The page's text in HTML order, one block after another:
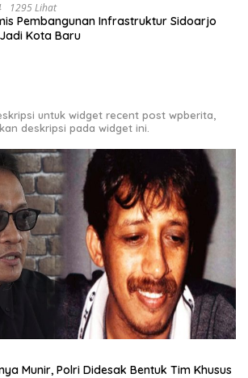
1295 Lihat
Pembangunan Infrastruktur Sidoarjo
Kota Baru
untuk widget recent post wpberita,
deskripsi pada widget ini.
Munir, Polri Didesak Bentuk Tim Khusus